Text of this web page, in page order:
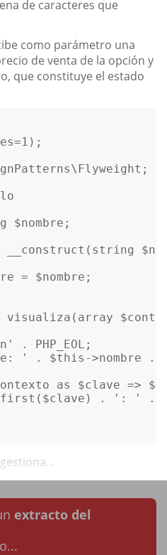
de caracteres que
como parámetro una
de venta de la opción y
que constituye el estado
1 );
\Flyweight ;
$nombre ;
__construct ( string
= $nombre ;
visualiza ( array
. PHP_EOL;
' . $this ->nombre .
as $clave =>
( $clave ) . ': ' .
gestiona...
extracto del